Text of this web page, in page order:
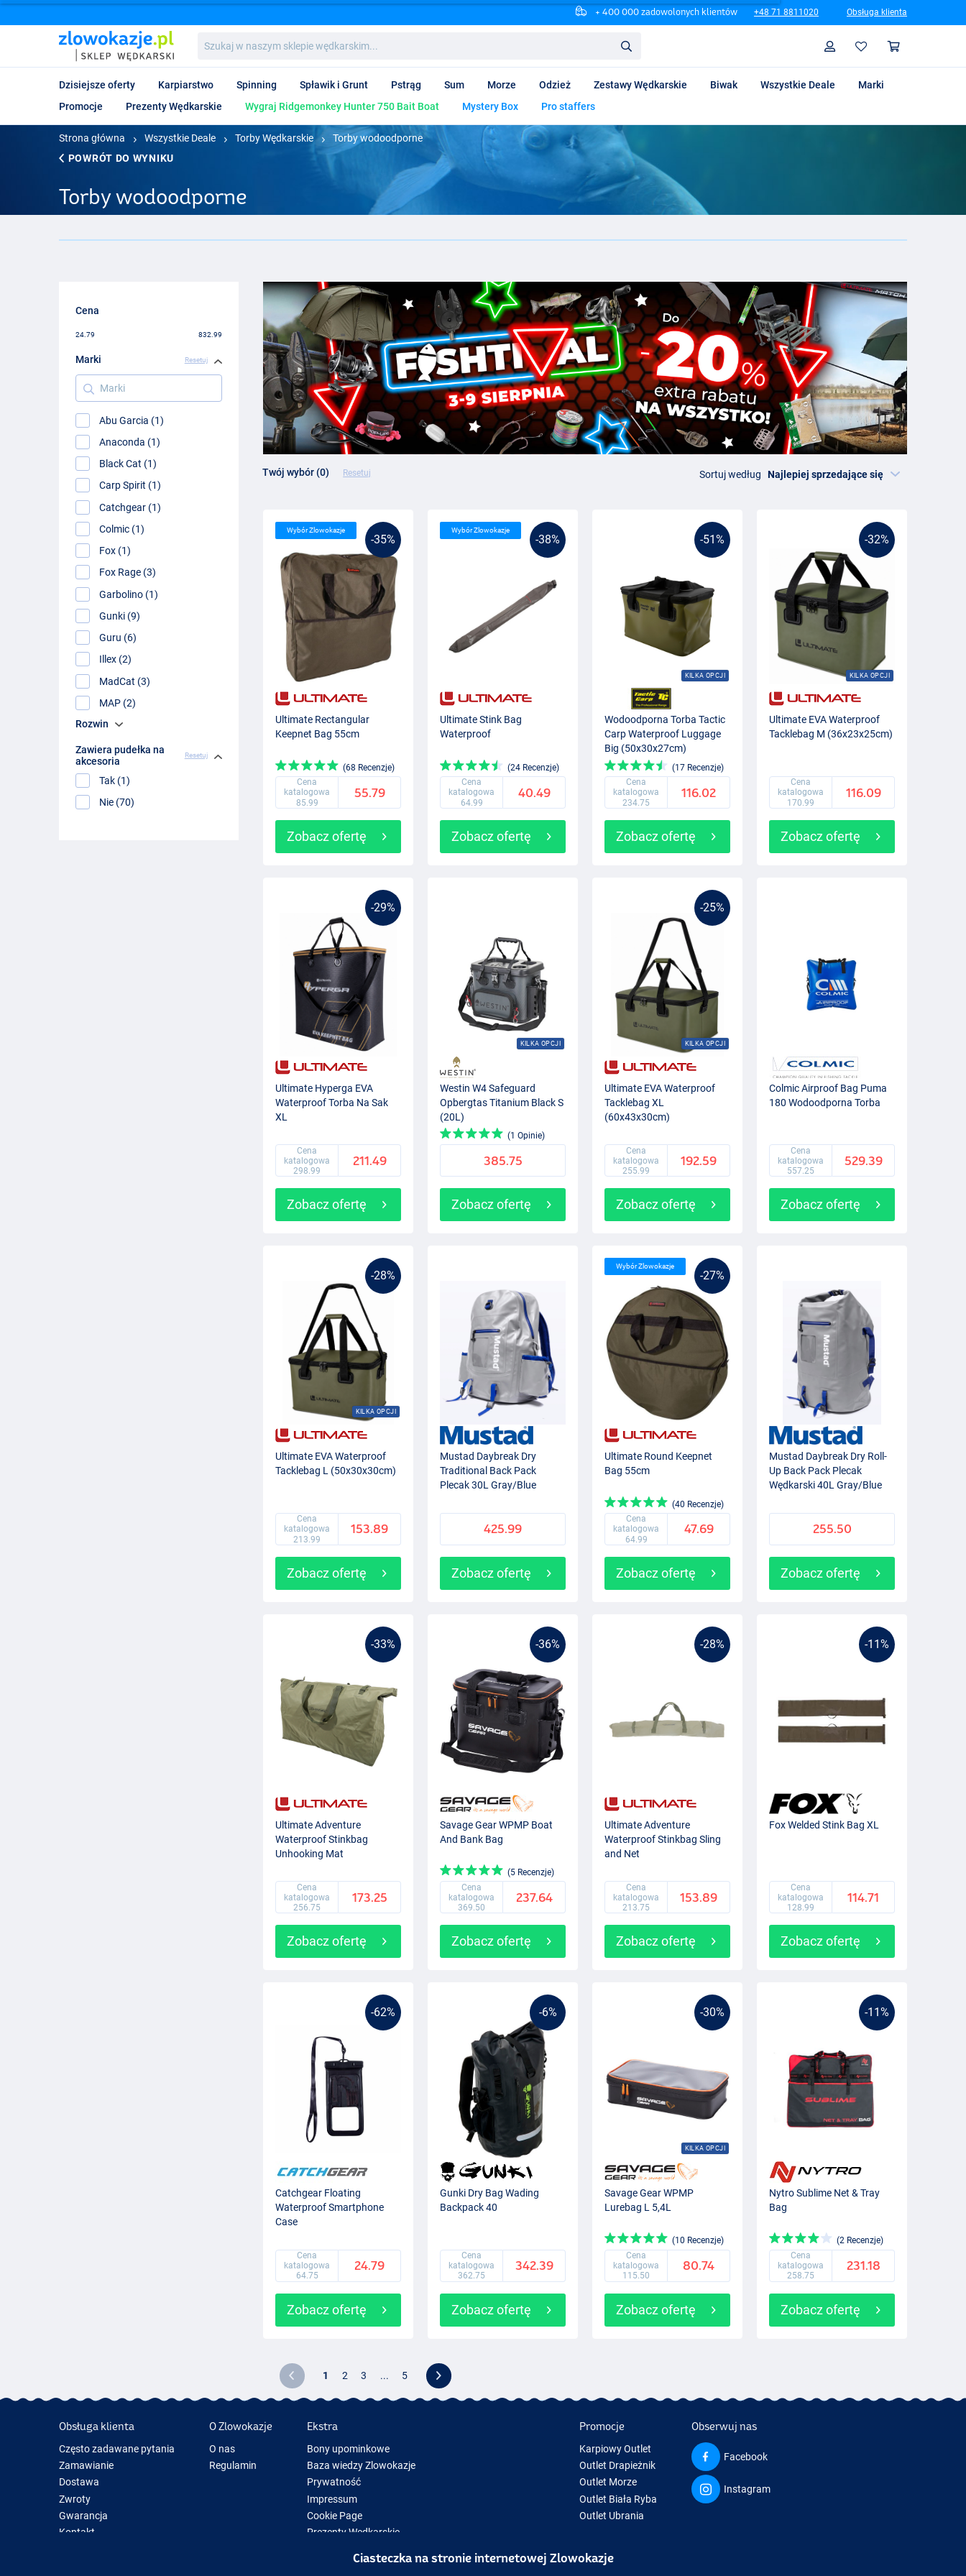
+ 400 000 zadowolonych klientów +48 71 8811020 Obsługa klienta
w
naszym
wędkarskim...
Profil
Dzisiejsze oferty Karpiarstwo Spinning Spławik i Grunt Pstrąg Sum Morze Odzież Zestawy Wędkarskie Biwak Wszystkie Deale
Marki
Promocje
Prezenty Wędkarskie Wygraj Ridgemonkey Hunter 750 Bait Boat Mystery Box Pro staffers
Strona główna Wszystkie Deale Torby Wędkarskie
Torby wodoodporne
POWRÓT DO WYNIKU
Torby wodoodporne
Cena
24.79 832.99
Marki Resetuj
Marki
Abu Garcia (1)
Anaconda (1)
Black Cat (1)
Carp Spirit (1)
Catchgear (1)
Colmic (1)
Fox (1)
Fox Rage (3)
Garbolino (1)
Gunki (9)
Guru (6)
Illex (2)
MadCat (3)
MAP (2)
Rozwin
Zawiera pudełka na
akcesoria
Resetuj
Tak (1)
Nie (70)
Twój wybór (0) Resetuj Sortuj według
-35%
Wybór Zlowokazje
Ultimate Rectangular
Keepnet Bag 55cm
(68 Recenzje)
Cena
katalogowa
85.99
55.79
Zobacz ofertę
-38%
Wybór Zlowokazje
Ultimate Stink Bag
Waterproof
(24 Recenzje)
Cena
katalogowa
64.99
40.49
Zobacz ofertę
-51%
KILKA OPCJI
Wodoodporna Torba Tactic
Carp Waterproof Luggage
Big (50x30x27cm)
(17 Recenzje)
Cena
katalogowa
234.75
116.02
Zobacz ofertę
-32%
KILKA OPCJI
Ultimate EVA Waterproof
Tacklebag M (36x23x25cm)
Cena
katalogowa
170.99
116.09
Zobacz ofertę
-29%
Ultimate Hyperga EVA
Waterproof Torba Na Sak
XL
Cena
katalogowa
298.99
211.49
Zobacz ofertę
KILKA OPCJI
Westin W4 Safeguard
Opbergtas Titanium Black S
(20L)
(1 Opinie)
385.75
Zobacz ofertę
-25%
KILKA OPCJI
Ultimate EVA Waterproof
Tacklebag XL
(60x43x30cm)
Cena
katalogowa
255.99
192.59
Zobacz ofertę
Colmic Airproof Bag Puma
180 Wodoodporna Torba
Cena
katalogowa
557.25
529.39
Zobacz ofertę
-28%
KILKA OPCJI
Ultimate EVA Waterproof
Tacklebag L (50x30x30cm)
Cena
katalogowa
213.99
153.89
Zobacz ofertę
Mustad Daybreak Dry
Traditional Back Pack
Plecak 30L Gray/Blue
425.99
Zobacz ofertę
-27%
Wybór Zlowokazje
Ultimate Round Keepnet
Bag 55cm
(40 Recenzje)
Cena
katalogowa
64.99
47.69
Zobacz ofertę
Mustad Daybreak Dry Roll-
Up Back Pack Plecak
Wędkarski 40L Gray/Blue
255.50
Zobacz ofertę
-33%
Ultimate Adventure
Waterproof Stinkbag
Unhooking Mat
Cena
katalogowa
256.75
173.25
Zobacz ofertę
-36%
Savage Gear WPMP Boat
And Bank Bag
(5 Recenzje)
Cena
katalogowa
369.50
237.64
Zobacz ofertę
-28%
Ultimate Adventure
Waterproof Stinkbag Sling
and Net
Cena
katalogowa
213.75
153.89
Zobacz ofertę
-11%
Fox Welded Stink Bag XL
Cena
katalogowa
128.99
114.71
Zobacz ofertę
-62%
Catchgear Floating
Waterproof Smartphone
Case
Cena
katalogowa
64.75
24.79
Zobacz ofertę
-6%
Gunki Dry Bag Wading
Backpack 40
Cena
katalogowa
362.75
342.39
Zobacz ofertę
-30%
KILKA OPCJI
Savage Gear WPMP
Lurebag L 5,4L
(10 Recenzje)
Cena
katalogowa
115.50
80.74
Zobacz ofertę
-11%
Nytro Sublime Net & Tray
Bag
(2 Recenzje)
Cena
katalogowa
258.75
231.18
Zobacz ofertę
1 2 3 ... 5
Obsługa klienta
Często zadawane pytania
Zamawianie
Dostawa
Zwroty
Gwarancja
Kontakt
O Zlowokazje
O nas
Regulamin
Ekstra
Bony upominkowe
Baza wiedzy Zlowokazje
Prywatność
Impressum
Cookie Page
Prezenty Wędkarskie
Sprzęt wędkarski chwilowo niedostępny w magazynie
Promocje
Karpiowy Outlet
Outlet Drapieżnik
Outlet Morze
Outlet Biała Ryba
Outlet Ubrania
Obserwuj nas
Facebook
Instagram
Ciasteczka na stronie internetowej Zlowokazje